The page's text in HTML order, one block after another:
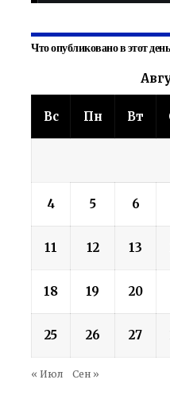
Что опубликовано в этот день
Вс Пн Вт
4 5 6
11 12 13
18 19 20
25 26 27
« Июл Сен »